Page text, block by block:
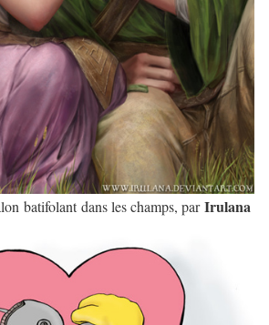
batifolant dans les champs, parIrulana